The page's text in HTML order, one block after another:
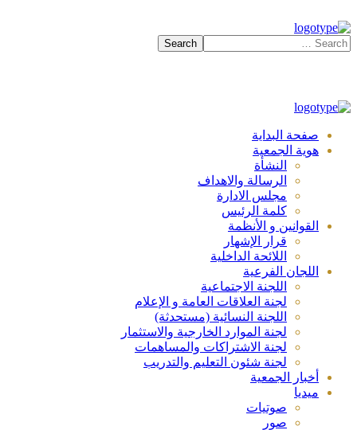
صفحة البداية
هوية الجمعية
النشأة
الرسالة والاهداف
مجلس الادارة
كلمة الرئيس
القوانين و الأنظمة
قرار الإشهار
اللائحة الداخلية
اللجان الفرعية
اللجنة الاجتماعية
لجنة العلاقات العامة و الإعلام
اللجنة النسائية (مستحدثة)
لجنة الموارد الخارجية والاستثمار
لجنة الاشتراكات والمساهمات
لجنة شئون التعليم والتدريب
أخبار الجمعية
ميديا
صوتيات
صور